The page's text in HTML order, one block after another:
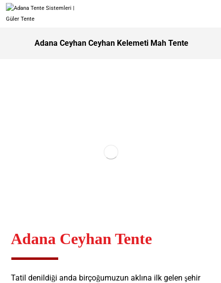
Adana Ceyhan Ceyhan Kelemeti Mah Tente
Adana Ceyhan Tente
Tatil denildiği anda birçoğumuzun aklına ilk gelen şehir